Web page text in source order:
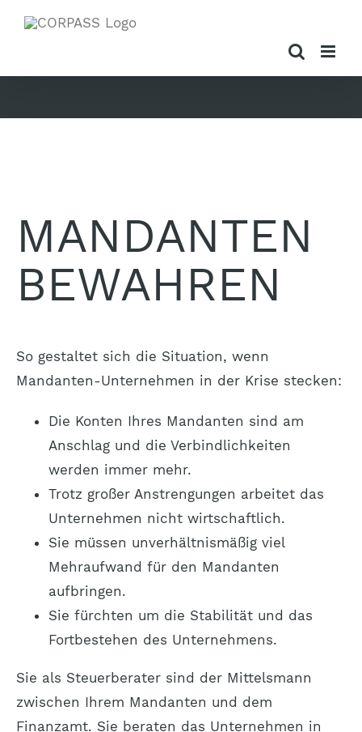
MANDANTEN
BEWAHREN
So gestaltet sich die Situation, wenn
Mandanten-Unternehmen in der Krise stecken:
Die Konten Ihres Mandanten sind am
Anschlag und die Verbindlichkeiten
werden immer mehr.
Trotz großer Anstrengungen arbeitet das
Unternehmen nicht wirtschaftlich.
Sie müssen unverhältnismäßig viel
Mehraufwand für den Mandanten
aufbringen.
Sie fürchten um die Stabilität und das
Fortbestehen des Unternehmens.
Sie als Steuerberater sind der Mittelsmann
zwischen Ihrem Mandanten und dem
Finanzamt. Sie beraten das Unternehmen in